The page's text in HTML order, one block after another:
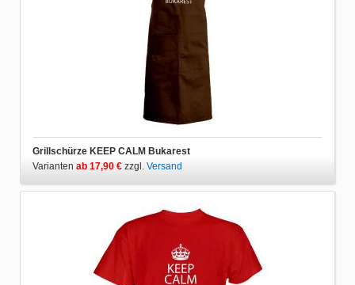
Grillschürze KEEP CALM Bukarest
Varianten ab 17,90 € zzgl. Versand